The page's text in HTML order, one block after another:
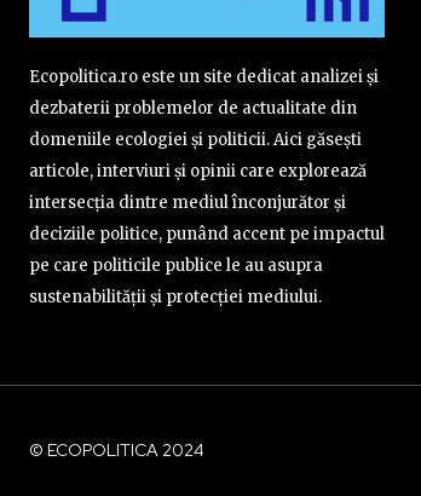
Ecopolitica.ro este un site dedicat analizei și
dezbaterii problemelor de actualitate din
domeniile ecologiei și politicii. Aici găsești
articole, interviuri și opinii care explorează
intersecția dintre mediul înconjurător și
deciziile politice, punând accent pe impactul
pe care politicile publice le au asupra
sustenabilității și protecției mediului.
© ECOPOLITICA 2024